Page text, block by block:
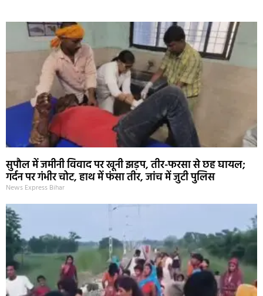
सुपौल में जमीनी विवाद पर खूनी झड़प, तीर-फरसा से छह घायल;
गर्दन पर गंभीर चोट, हाथ में फंसा तीर, जांच में जुटी पुलिस
News Express Bihar